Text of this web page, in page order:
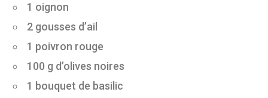
1 oignon
2 gousses d’ail
1 poivron rouge
100 g d’olives noires
1 bouquet de basilic